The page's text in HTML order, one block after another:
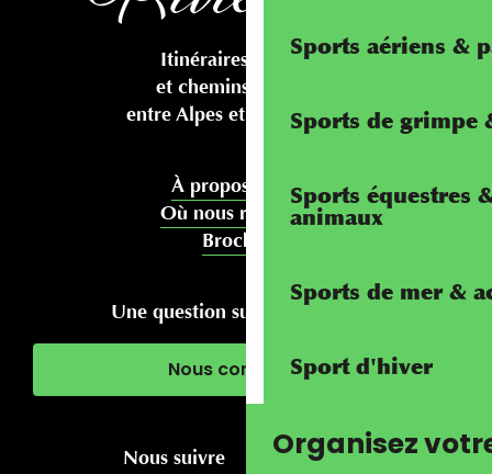
Sports aériens &
Sports de grimpe
Sports équestres
animaux
Sports de mer &
Sport d'hiver
Organisez
Itinéraires cyclables
et chemins pédestres
entre Alpes et Méditerranée
À propos de nous
Où nous rencontrer
Brochures
Une question sur votre séjour ?
Nous contacter
Nous suivre